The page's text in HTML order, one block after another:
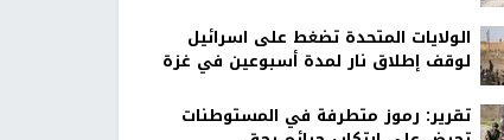
الولايات المتحدة تضغط على اسرائيل
لوقف إطلاق نار لمدة أسبوعين في غزة
تقرير: رموز متطرفة في المستوطنات